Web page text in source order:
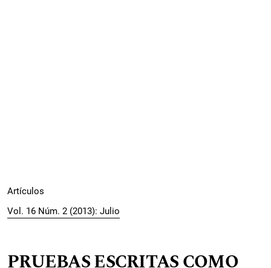
Artículos
Vol. 16 Núm. 2 (2013): Julio
PRUEBAS ESCRITAS COMO